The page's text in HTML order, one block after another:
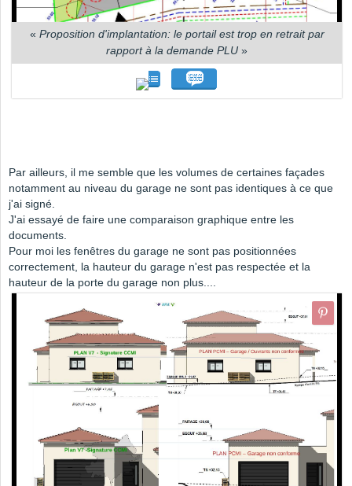
« Proposition d'implantation: le portail est trop en retrait par
rapport à la demande PLU »
Par ailleurs, il me semble que les volumes de certaines façades
notamment au niveau du garage ne sont pas identiques à ce que
j'ai signé.
J'ai essayé de faire une comparaison graphique entre les
documents.
Pour moi les fenêtres du garage ne sont pas positionnées
correctement, la hauteur du garage n'est pas respectée et la
hauteur de la porte du garage non plus....